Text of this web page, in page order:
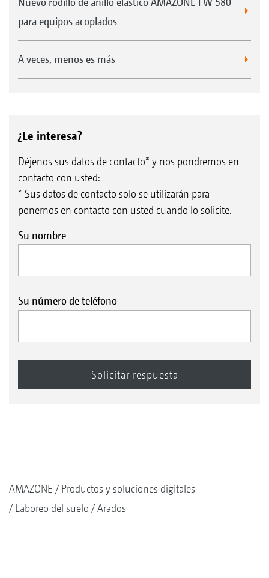
para equipos acoplados
A veces, menos es más
¿Le interesa?
Déjenos sus datos de contacto* y nos pondremos en
contacto con usted:
* Sus datos de contacto solo se utilizarán para
ponernos en contacto con usted cuando lo solicite.
Su nombre
Su número de teléfono
AMAZONE
Productos y soluciones digitales
Laboreo del suelo
Arados